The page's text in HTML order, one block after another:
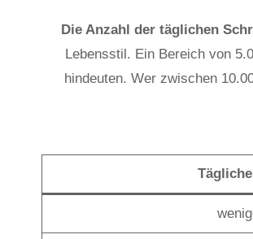
Die Anzahl der täglichen
Lebensstil. Ein Bereich von
hindeuten. Wer zwischen